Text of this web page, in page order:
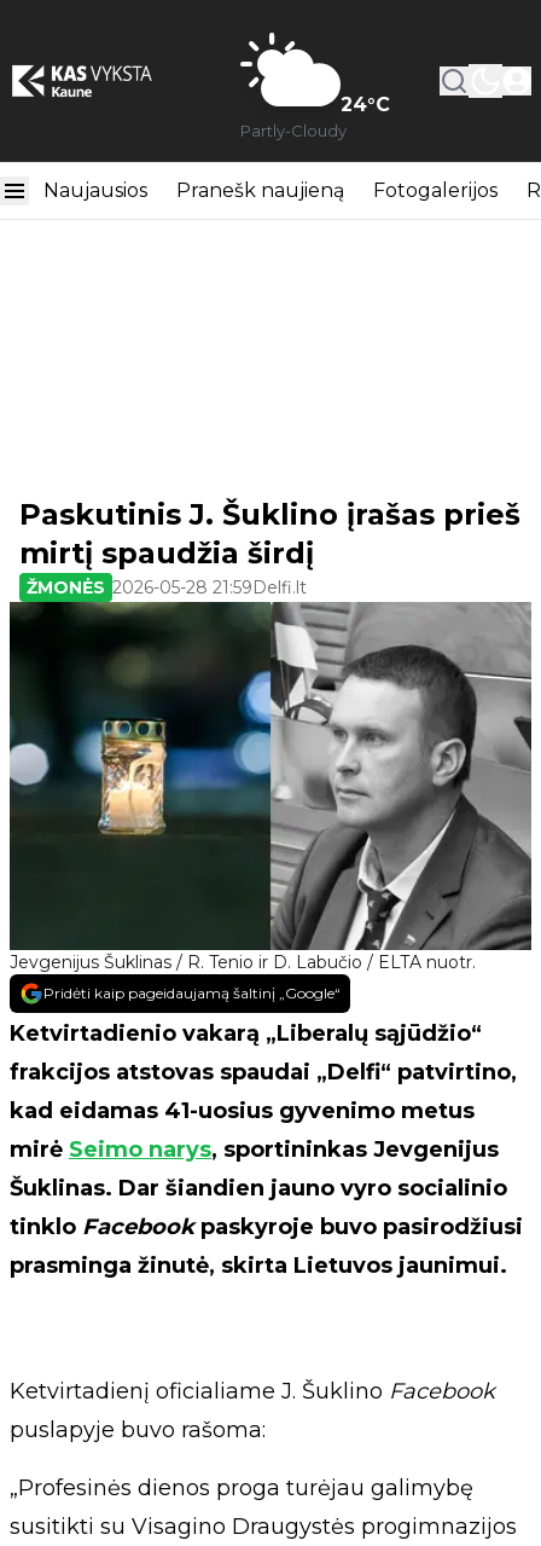
24°C
Partly-Cloudy
Naujausios Pranešk naujieną Fotogalerijos
Jevgenijus Šuklinas / R. Tenio ir D. Labučio / ELTA nuotr.
Paskutinis J. Šuklino įrašas prieš
mirtį spaudžia širdį
ŽMONĖS 2026-05-28 21:59Delfi.lt
Pridėti kaip pageidaujamą šaltinį „Google“
Ketvirtadienio vakarą „Liberalų sąjūdžio“
frakcijos atstovas spaudai „Delfi“ patvirtino,
kad eidamas 41-uosius gyvenimo metus
mirė Seimo narys, sportininkas Jevgenijus
Šuklinas. Dar šiandien jauno vyro socialinio
tinklo Facebookpaskyroje buvo pasirodžiusi
prasminga žinutė, skirta Lietuvos jaunimui.
Ketvirtadienį oficialiame J. Šuklino Facebook
puslapyje buvo rašoma:
„Profesinės dienos proga turėjau galimybę
susitikti su Visagino Draugystės progimnazijos